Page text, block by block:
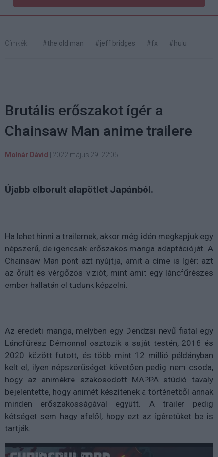
Címkék: #the old man #jeff bridges #fx #hulu
Brutális erőszakot ígér a
Chainsaw Man anime trailere
Molnár Dávid 2022 május 29. 22:05
Újabb elborult alapötlet Japánból.
Ha lehet hinni a trailernek, akkor még idén megkapjuk egy
népszerű, de igencsak erőszakos manga adaptációját. A
Chainsaw Man pont azt nyújtja, amit a címe is ígér: azt
az őrült és vérgőzös víziót, mint amit egy láncfűrészes
ember hallatán el tudunk képzelni.
Az eredeti manga, melyben egy Dendzsi nevű fiatal egy
Láncfűrész Démonnal osztozik a saját testén, 2018 és
2020 között futott, és több mint 12 millió példányban
kelt el, ilyen népszerűséget követően pedig nem csoda,
hogy az animékre szakosodott MAPPA stúdió tavaly
bejelentette, hogy animét készítenek a történetből annak
minden erőszakosságával együtt. A trailer pedig
kétséget sem hagy afelől, hogy ezt az ígéretüket be is
tartják.